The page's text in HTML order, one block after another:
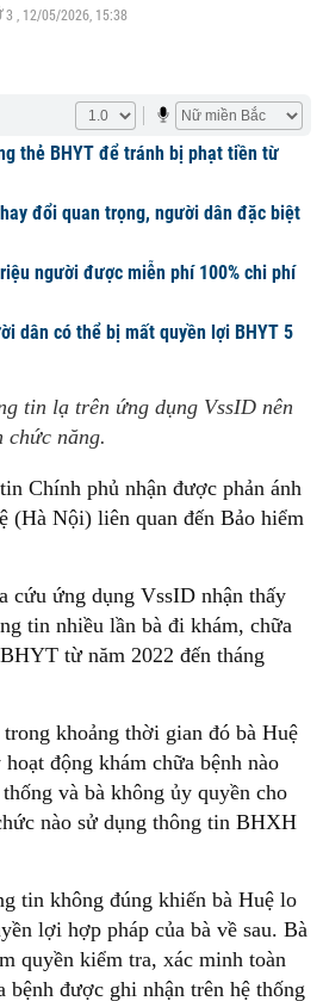
3 , 12/05/2026, 15:38
thẻ BHYT để tránh bị phạt tiền từ
đổi quan trọng, người dân đặc biệt
người được miễn phí 100% chi phí
dân có thể bị mất quyền lợi BHYT 5
tin lạ trên ứng dụng VssID nên
chức năng.
Chính phủ nhận được phản ánh
(Hà Nội) liên quan đến Bảo hiểm
cứu ứng dụng VssID nhận thấy
tin nhiều lần bà đi khám, chữa
từ năm 2022 đến tháng
khoảng thời gian đó bà Huệ
động khám chữa bệnh nào
và bà không ủy quyền cho
nào sử dụng thông tin BHXH
tin không đúng khiến bà Huệ lo
lợi hợp pháp của bà về sau. Bà
quyền kiểm tra, xác minh toàn
bệnh được ghi nhận trên hệ thống